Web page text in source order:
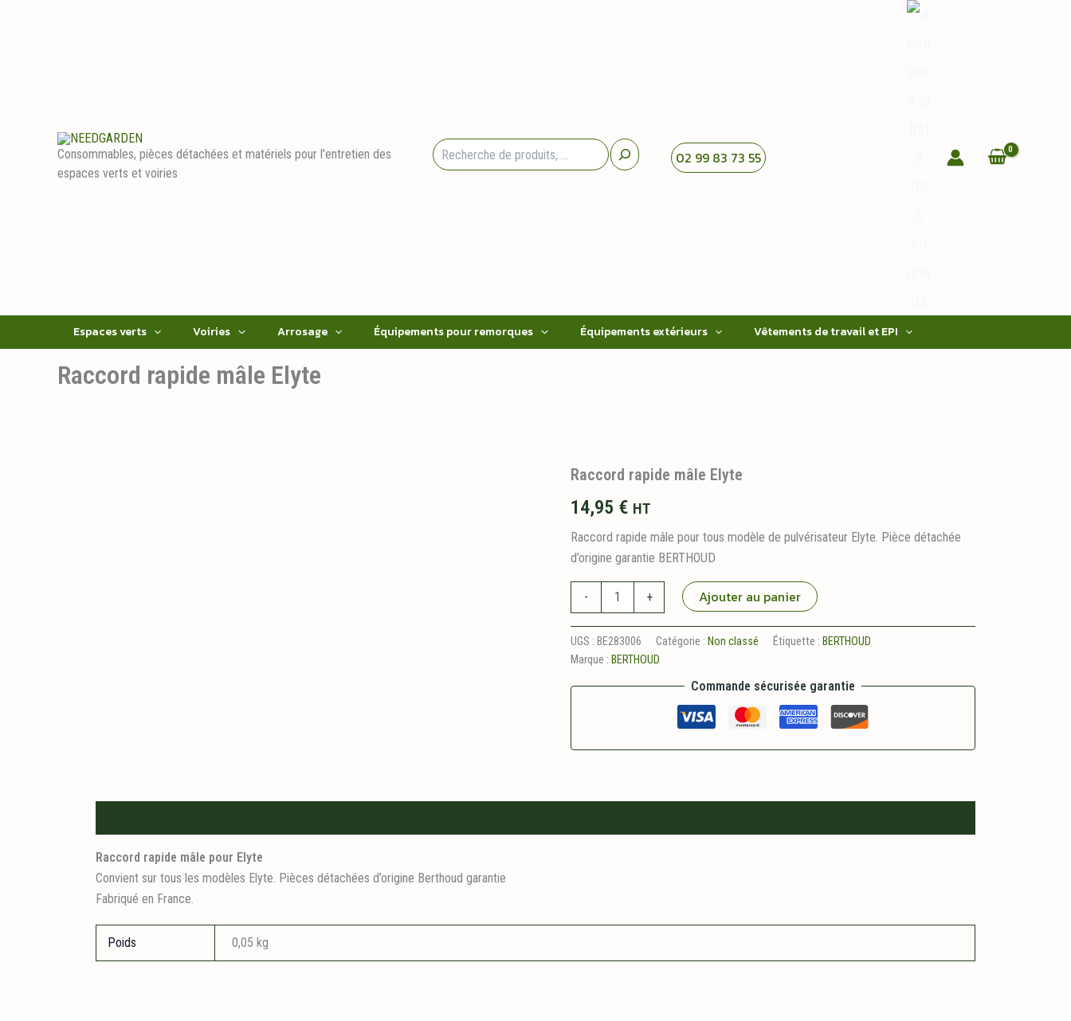
Consommables, pièces détachées et matériels pour l'entretien des
espaces verts et voiries
02 99 83 73 55
Espaces verts Voiries Arrosage Équipements pour remorques Équipements extérieurs Vêtements de travail et EPI
Raccord rapide mâle Elyte
Raccord rapide mâle Elyte
14,95 € HT
Raccord rapide mâle pour tous modèle de pulvérisateur Elyte. Pièce détachée
d’origine garantie BERTHOUD
-
rapide
mâle
Elyte
+ Ajouter au panier
UGS : BE283006 Catégorie : Non classé Étiquette : BERTHOUD
Marque : BERTHOUD
Commande sécurisée garantie
Raccord rapide mâle pour Elyte
Convient sur tous les modèles Elyte. Pièces détachées d’origine Berthoud garantie
Fabriqué en France.
Poids 0,05 kg